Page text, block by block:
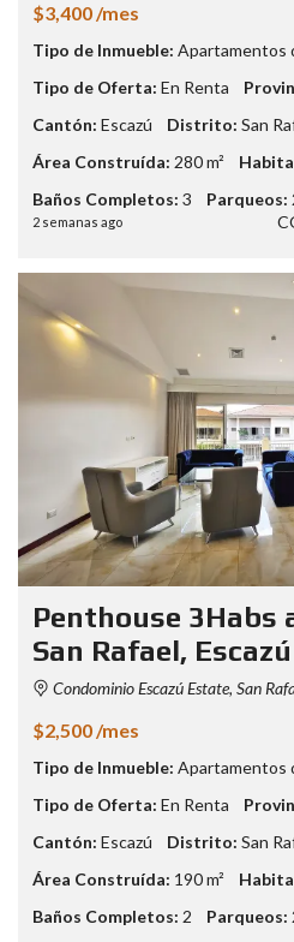
$3,400 /mes
Tipo de Inmueble: Apartamentos
Tipo de Oferta: En Renta
Cantón: Escazú Distrito: San
Área Construída: 280 m²
Baños Completos: 3 Parqueos:
2 semanas ago
Penthouse 3Habs
San Rafael, Escazú
Condominio Escazú Estate, San
$2,500 /mes
Tipo de Inmueble: Apartamentos
Tipo de Oferta: En Renta
Cantón: Escazú Distrito: San
Área Construída: 190 m²
Baños Completos: 2 Parqueos: